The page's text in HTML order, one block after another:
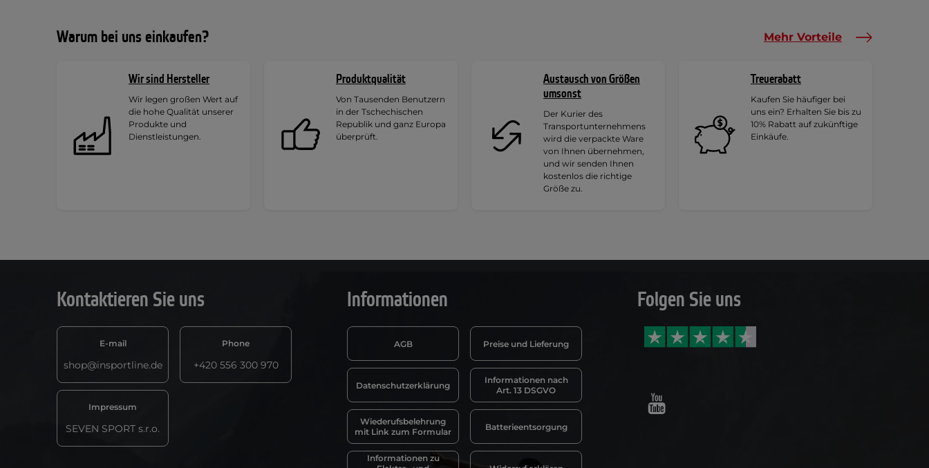
Warum bei uns einkaufen? Mehr Vorteile
Wir sind Hersteller
Wir legen großen Wert auf
die hohe Qualität unserer
Produkte und
Dienstleistungen.
Produktqualität
Von Tausenden Benutzern
in der Tschechischen
Republik und ganz Europa
überprüft.
Austausch von Größen
umsonst
Der Kurier des
Transportunternehmens
wird die verpackte Ware
von Ihnen übernehmen,
und wir senden Ihnen
kostenlos die richtige
Größe zu.
Treuerabatt
Kaufen Sie häufiger bei
uns ein? Erhalten Sie bis zu
10% Rabatt auf zukünftige
Einkäufe.
Kontaktieren Sie uns
E-mail
shop@insportline.de
Phone
+420 556 300 970
Impressum
SEVEN SPORT s.r.o.
Informationen
AGB Preise und Lieferung
Datenschutzerklärung
Informationen nach
Art. 13 DSGVO
Wiederufsbelehrung
mit Link zum Formular
Batterieentsorgung
Informationen zu
Folgen Sie uns
Youtube